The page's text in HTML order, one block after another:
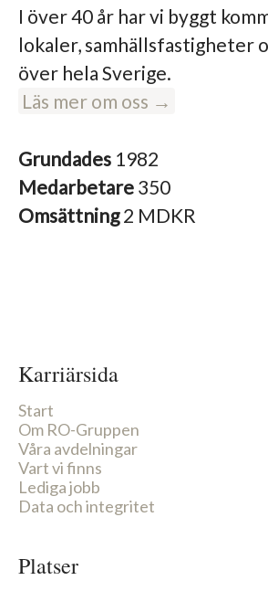
I över 40 år har vi byggt
lokaler, samhällsfastigheter
över hela Sverige.
Läs mer om oss →
Grundades 1982
Medarbetare 350
Omsättning2 MDKR
Karriärsida
Start
Om RO-Gruppen
Våra avdelningar
Vart vi finns
Lediga jobb
Data och integritet
Platser